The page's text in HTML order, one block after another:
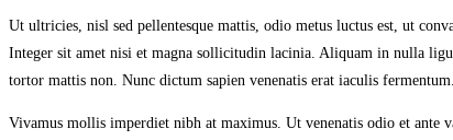
Ut ultricies, nisl sed pellentesque mattis, odio metus luctus est, ut
Integer sit amet nisi et magna sollicitudin lacinia. Aliquam in nulla
tortor mattis non. Nunc dictum sapien venenatis erat iaculis
Vivamus mollis imperdiet nibh at maximus. Ut venenatis odio et ante